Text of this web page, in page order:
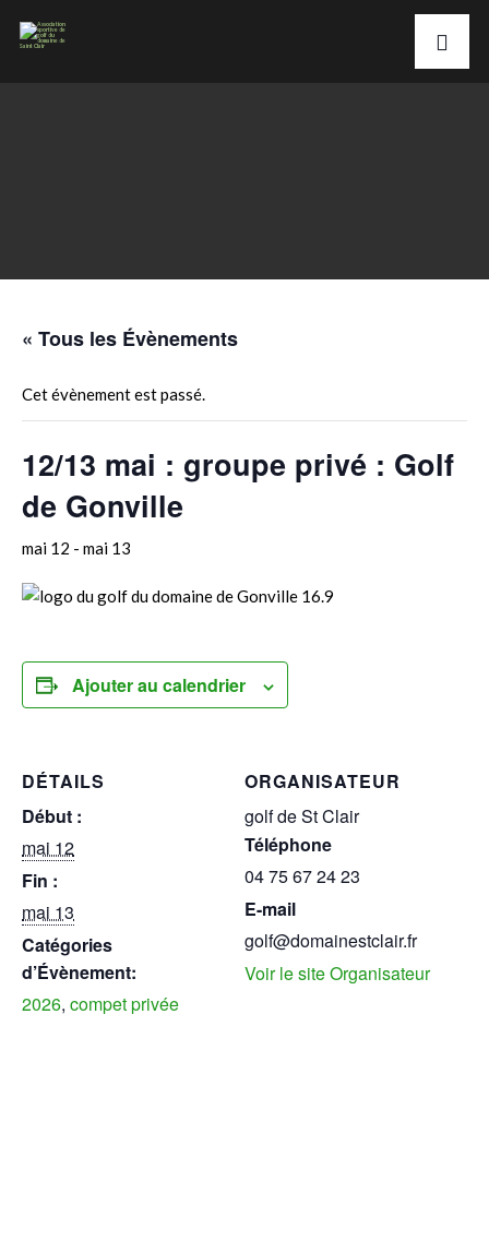
« Tous les Évènements
Cet évènement est passé.
12/13 mai : groupe privé : Golf
de Gonville
mai 12 - mai 13
Ajouter au calendrier
DÉTAILS
Début :
mai 12
Fin :
mai 13
Catégories
d’Évènement:
2026, compet privée
ORGANISATEUR
golf de St Clair
Téléphone
04 75 67 24 23
E-mail
golf@domainestclair.fr
Voir le site Organisateur